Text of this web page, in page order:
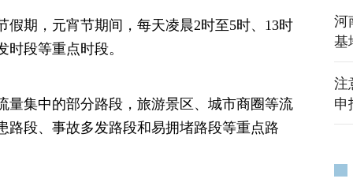
假期，元宵节期间，每天凌晨2时至5时、13时
时段等重点时段。
量集中的部分路段，旅游景区、城市商圈等流
路段、事故多发路段和易拥堵路段等重点路
河
基
注
申